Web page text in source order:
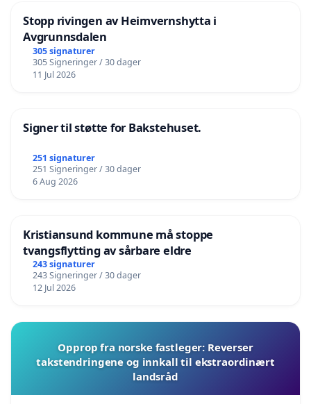
Stopp rivingen av Heimvernshytta i
Avgrunnsdalen
305 signaturer
305 Signeringer / 30 dager
11 Jul 2026
Signer til støtte for Bakstehuset.
251 signaturer
251 Signeringer / 30 dager
6 Aug 2026
Kristiansund kommune må stoppe
tvangsflytting av sårbare eldre
243 signaturer
243 Signeringer / 30 dager
12 Jul 2026
Opprop fra norske fastleger: Reverser
takstendringene og innkall til ekstraordinært
landsråd